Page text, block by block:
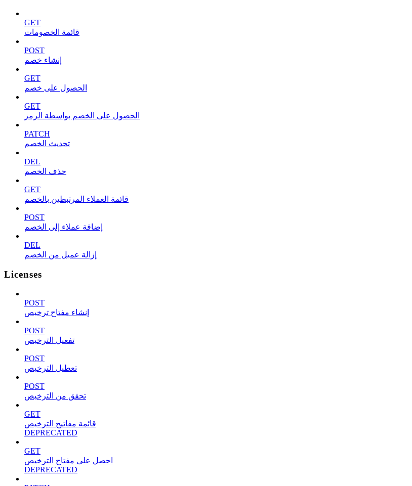
GET
قائمة الخصومات
POST
إنشاء خصم
GET
الحصول على خصم
GET
الحصول على الخصم بواسطة الرمز
PATCH
تحديث الخصم
DEL
حذف الخصم
GET
قائمة العملاء المرتبطين بالخصم
POST
إضافة عملاء إلى الخصم
DEL
إزالة عميل من الخصم
Licenses
POST
إنشاء مفتاح ترخيص
POST
تفعيل الترخيص
POST
تعطيل الترخيص
POST
تحقق من الترخيص
GET
قائمة مفاتيح الترخيص
DEPRECATED
GET
احصل على مفتاح الترخيص
DEPRECATED